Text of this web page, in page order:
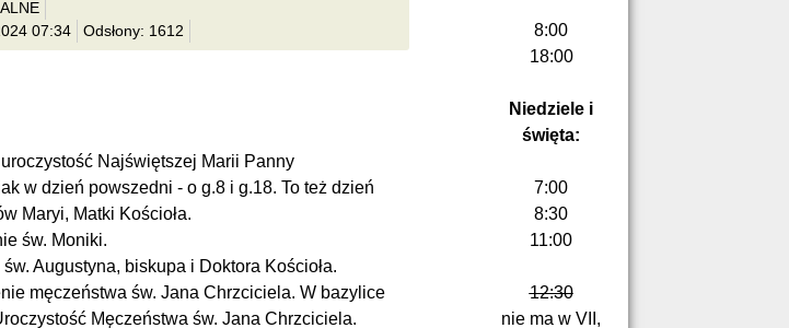
07:34
Odsłony: 1612
Najświętszej Marii Panny
w dzień powszedni - o g.8 i g.18. To też dzień
Maryi, Matki Kościoła.
św. Moniki.
Augustyna, biskupa i Doktora Kościoła.
męczeństwa św. Jana Chrzciciela. W bazylice
Męczeństwa św. Jana Chrzciciela.
8:00
18:00
Niedziele i
święta:
7:00
8:30
11:00
12:30
nie ma w VII,